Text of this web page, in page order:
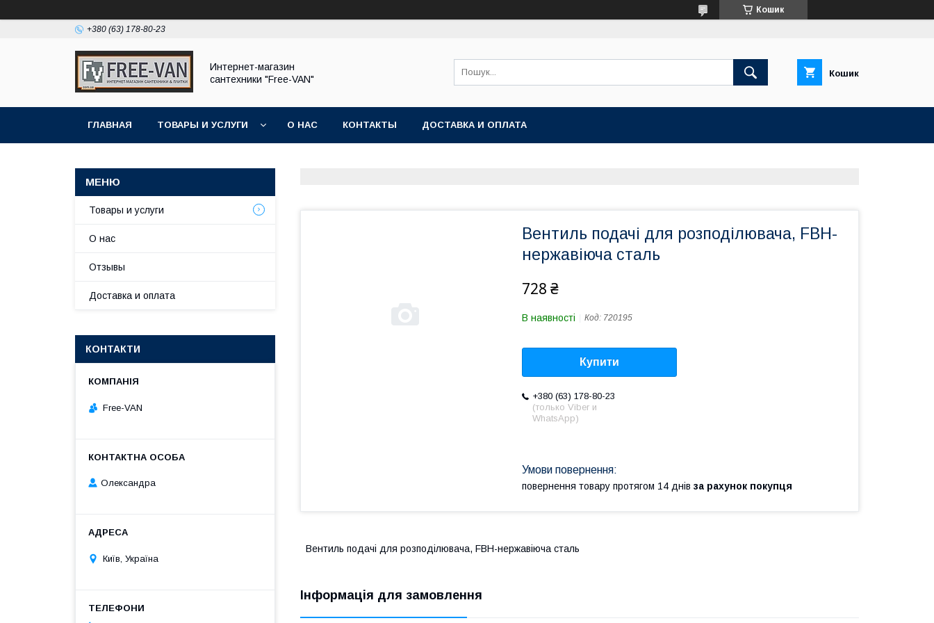
Кошик
+380 (63) 178-80-23
Интернет-магазин
сантехники "Free-VAN"
Кошик
ГЛАВНАЯ ТОВАРЫ И УСЛУГИ О НАС КОНТАКТЫ ДОСТАВКА И ОПЛАТА
Вентиль подачі для розподілювача, FBH-
нержавіюча сталь
728 ₴
В наявності Код: 720195
Купити
+380 (63) 178-80-23
(только Viber и
WhatsApp)
повернення товару протягом 14 днів за рахунок покупця
Вентиль подачі для розподілювача, FBH-нержавіюча сталь
Інформація для замовлення
Товары и услуги
О нас
Отзывы
Доставка и оплата
КОНТАКТИ
Free-VAN
Олександра
Київ, Україна